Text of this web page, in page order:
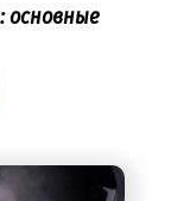
основные